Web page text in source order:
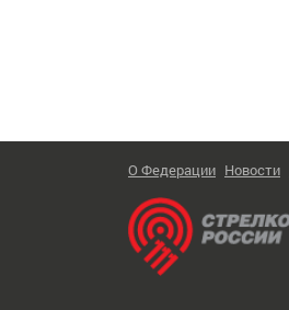
О Федерации Новости